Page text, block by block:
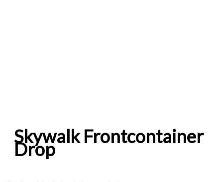
Skywalk Frontcontainer
Drop